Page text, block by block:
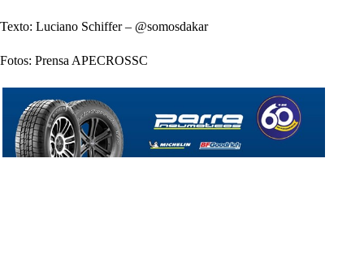
Texto: Luciano Schiffer – @somosdakar
Fotos: Prensa APECROSSC